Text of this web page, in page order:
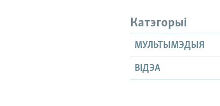
Катэгорыі
МУЛЬТЫМЭДЫЯ
ВІДЭА